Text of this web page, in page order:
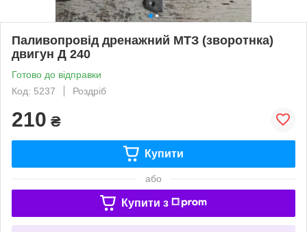
Паливопровід дренажний МТЗ (зворотнка)
двигун Д 240
Готово до відправки
Код: 5237
Роздріб
210 ₴
Купити
або
Купити з